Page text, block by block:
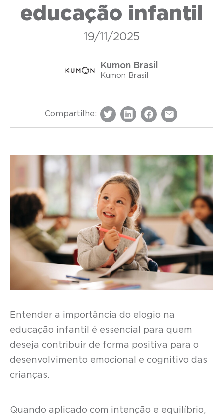
educação infantil
19/11/2025
Kumon Brasil
Kumon Brasil
Compartilhe:
Entender a importância do elogio na
educação infantil é essencial para quem
deseja contribuir de forma positiva para o
desenvolvimento emocional e cognitivo das
crianças.
Quando aplicado com intenção e equilíbrio,